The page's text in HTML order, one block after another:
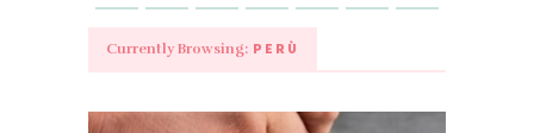
Currently Browsing: PERÙ